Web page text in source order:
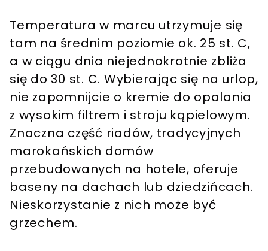
Temperatura w marcu utrzymuje się
tam na średnim poziomie ok. 25 st. C,
a w ciągu dnia niejednokrotnie zbliża
się do 30 st. C. Wybierając się na urlop,
nie zapomnijcie o kremie do opalania
z wysokim filtrem i stroju kąpielowym.
Znaczna część riadów, tradycyjnych
marokańskich domów
przebudowanych na hotele, oferuje
baseny na dachach lub dziedzińcach.
Nieskorzystanie z nich może być
grzechem.